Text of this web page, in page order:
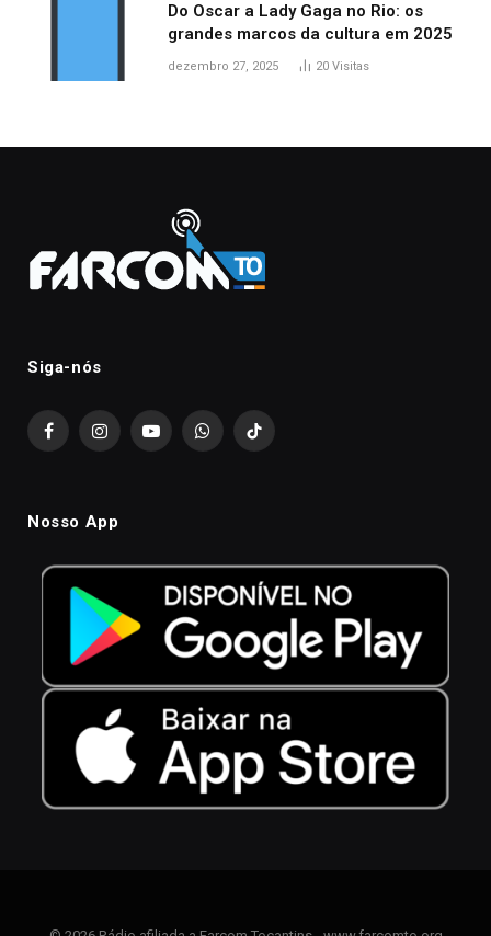
Do Oscar a Lady Gaga no Rio: os
grandes marcos da cultura em 2025
dezembro 27, 2025 20 Visitas
Siga-nós
FacebookInstagramYouTubeWhatsAppTikTok
Nosso App